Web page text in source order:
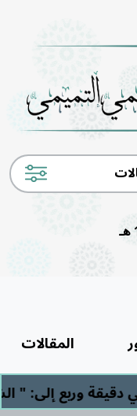
المقالات
وربع إلى: " الشرك